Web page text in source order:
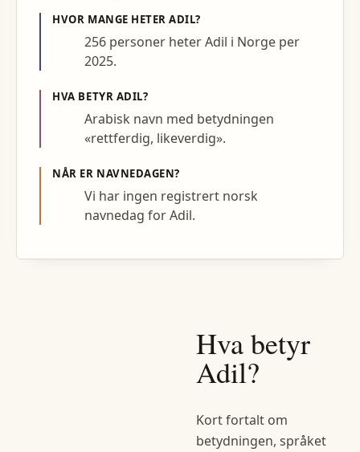
HVOR MANGE HETERADIL?
256 personer heter Adil i Norge per
2025.
HVA BETYR ADIL?
Arabisk navn med betydningen
«rettferdig, likeverdig».
NÅR ER NAVNEDAGEN?
Vi har ingen registrert norsk
navnedag for Adil.
Hva betyr
Adil?
Kort fortalt om
betydningen, språket